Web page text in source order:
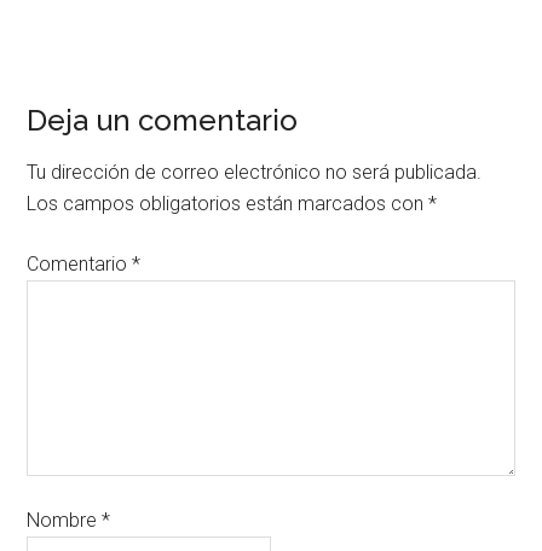
Deja un comentario
Tu dirección de correo electrónico no será publicada.
Los campos obligatorios están marcados con*
Comentario*
Nombre*